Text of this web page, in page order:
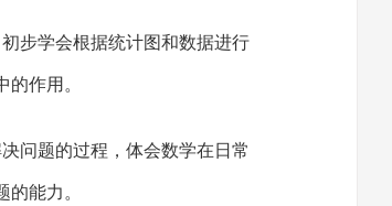
步学会根据统计图和数据进行
作用。
问题的过程，体会数学在日常
能力。